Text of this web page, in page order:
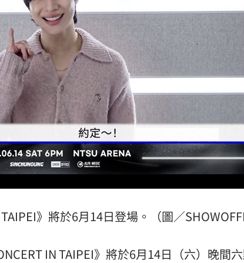
10:00
09:56
13:00
》將於6月14日登場。（圖／
IN TAIPEI》將於6月14日（六）晚間